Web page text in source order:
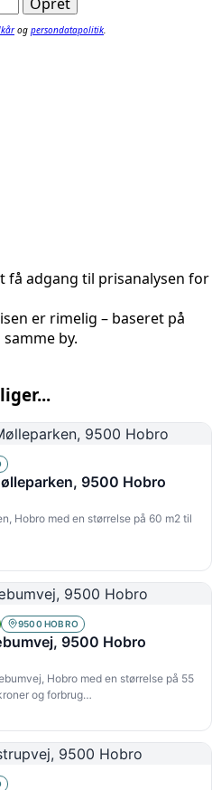
og persondatapolitik
adgang til prisanalysen for
er rimelig – baseret på
by.
9500 Hobro
Hobro med en størrelse på 60 m2 til
9500 HOBRO
9500 Hobro
Hobro med en størrelse på 55
og forbrug…